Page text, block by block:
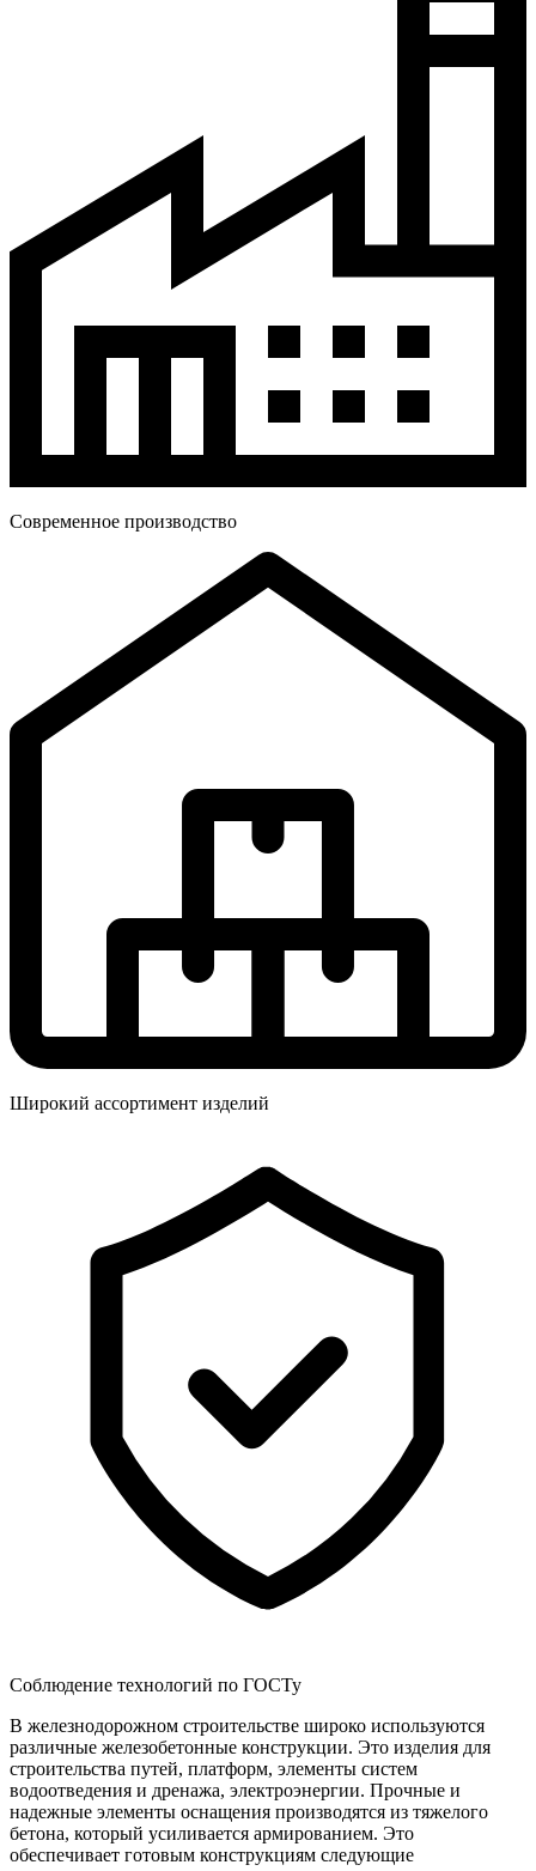
Современное производство
Широкий ассортимент изделий
Соблюдение технологий по ГОСТу
В железнодорожном строительстве широко используются
различные железобетонные конструкции. Это изделия для
строительства путей, платформ, элементы систем
водоотведения и дренажа, электроэнергии. Прочные и
надежные элементы оснащения производятся из тяжелого
бетона, который усиливается армированием. Это
обеспечивает готовым конструкциям следующие